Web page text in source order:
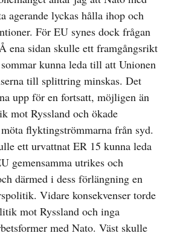
agerande lyckas hålla ihop och
För EU synes dock frågan
ena sidan skulle ett framgångsrikt
kunna leda till att Unionen
till splittring minskas. Det
upp för en fortsatt, möjligen än
mot Ryssland och ökade
flyktingströmmarna från syd.
ett urvattnat ER 15 kunna leda
gemensamma utrikes och
därmed i dess förlängning en
Vidare konsekvenser torde
mot Ryssland och inga
med Nato. Väst skulle